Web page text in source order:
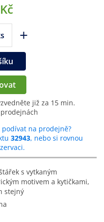
+
již za 15 min.
prodejnách
na prodejně?
32943, nebo si rovnou
motivem a kytičkami,
stejný